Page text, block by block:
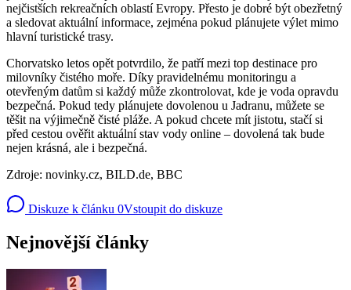
nejčistších rekreačních oblastí Evropy. Přesto je dobré být obezřetný
a sledovat aktuální informace, zejména pokud plánujete výlet mimo
hlavní turistické trasy.
Chorvatsko letos opět potvrdilo, že patří mezi top destinace pro
milovníky čistého moře. Díky pravidelnému monitoringu a
otevřeným datům si každý může zkontrolovat, kde je voda opravdu
bezpečná. Pokud tedy plánujete dovolenou u Jadranu, můžete se
těšit na výjimečně čisté pláže. A pokud chcete mít jistotu, stačí si
před cestou ověřit aktuální stav vody online – dovolená tak bude
nejen krásná, ale i bezpečná.
Zdroje: novinky.cz, BILD.de, BBC
Diskuze k článku 0Vstoupit do diskuze
Nejnovější články